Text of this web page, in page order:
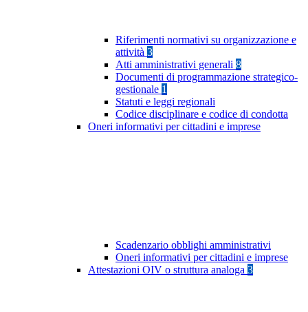
Riferimenti normativi su organizzazione e
attività 3
Atti amministrativi generali 8
Documenti di programmazione strategico-
gestionale 1
Statuti e leggi regionali
Codice disciplinare e codice di condotta
Oneri informativi per cittadini e imprese
Scadenzario obblighi amministrativi
Oneri informativi per cittadini e imprese
Attestazioni OIV o struttura analoga 3